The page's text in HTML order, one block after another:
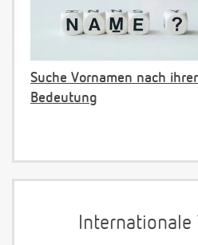
Suche Vornamen nach ihrer
Bedeutung
Internationale